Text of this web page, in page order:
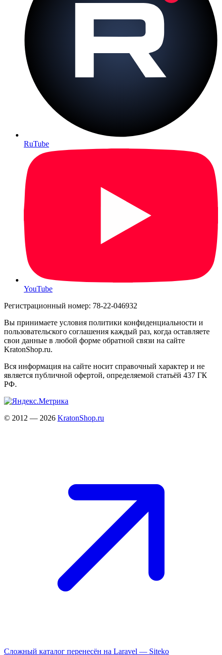
RuTube
YouTube
Регистрационный номер: 78-22-046932
Вы принимаете условия политики конфиденциальности и
пользовательского соглашения каждый раз, когда оставляете
свои данные в любой форме обратной связи на сайте
KratonShop.ru.
Вся информация на сайте носит справочный характер и не
является публичной офертой, определяемой статьёй 437 ГК
РФ.
© 2012 — 2026 KratonShop.ru
Сложный каталог перенесён на Laravel — Siteko